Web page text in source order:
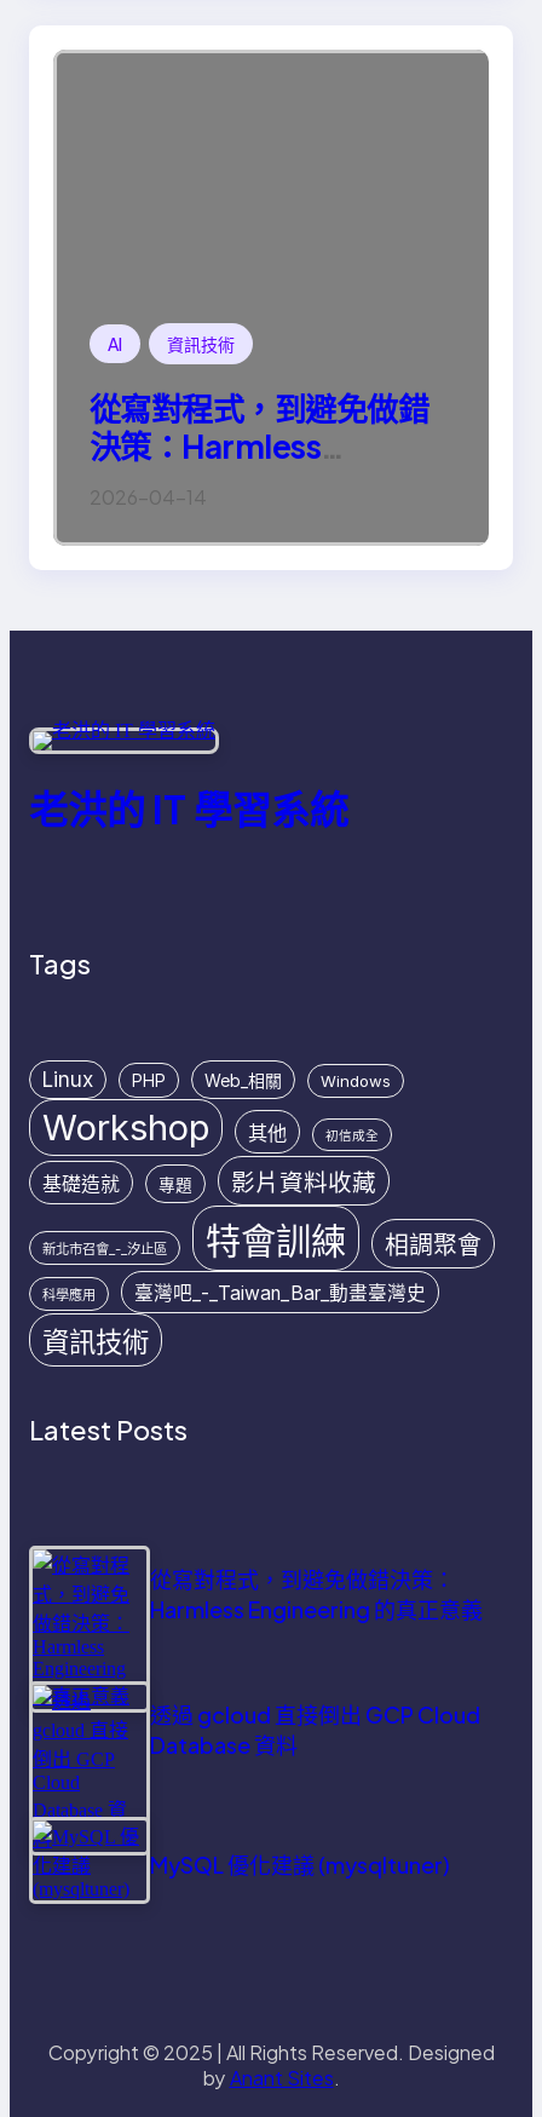
AI 資訊技術
從寫對程式，到避免做錯
決策：Harmless
Engineering 的真正意義
2026-04-14
老洪的 IT 學習系統
Tags
Linux PHP Web_相關 Windows
Workshop 其他 初信成全
基礎造就 專題 影片資料收藏
新北市召會_-_汐止區 特會訓練 相調聚會
科學應用 臺灣吧_-_Taiwan_Bar_動畫臺灣史
資訊技術
Latest Posts
從寫對程式，到避免做錯決策：
Harmless Engineering 的真正意義
透過 gcloud 直接倒出 GCP Cloud
Database 資料
MySQL 優化建議 (mysqltuner)
Copyright © 2025 | All Rights Reserved. Designed
byAnant Sites.